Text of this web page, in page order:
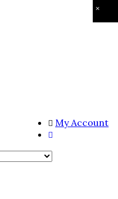
×
My Account